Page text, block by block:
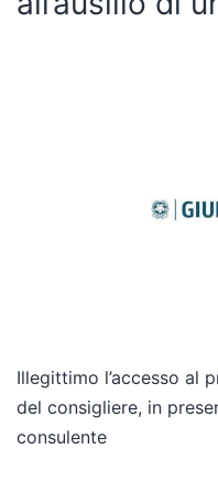
Illegittimo l’accesso al
del consigliere, in
consulente